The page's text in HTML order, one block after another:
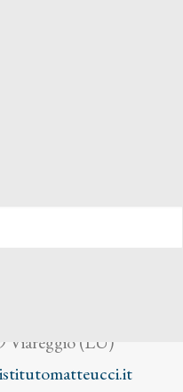
Viareggio (LU)